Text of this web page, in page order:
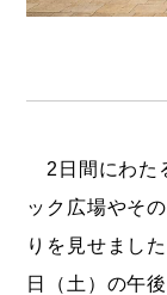
2日間にわた
ック広場やそ
りを見せまし
日（土）の午